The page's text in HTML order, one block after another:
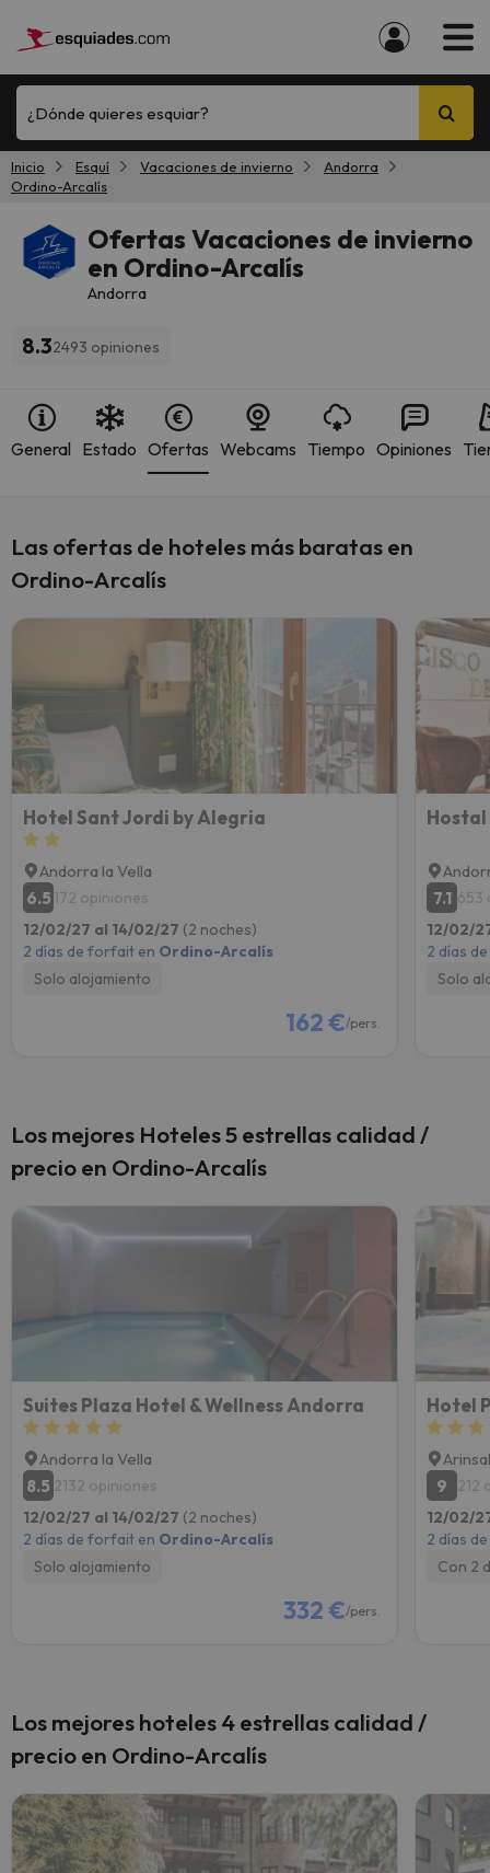
¿Dónde quieres esquiar?
Inicio Esquí Vacaciones de invierno
Andorra
Ordino-Arcalís
Ofertas Vacaciones de invierno
en Ordino-Arcalís
Andorra
8.32493 opiniones
General Estado Ofertas Webcams Tiempo Opiniones
Las ofertas de hoteles más baratas en
Ordino-Arcalís
Hotel Sant Jordi by Alegria
Andorra la Vella
6.5 172 opiniones
12/02/27 al 14/02/27 (2 noches)
2 días de forfait en Ordino-Arcalís
Solo alojamiento
162 €/pers.
Hostal
7.1 653
12/02/
2 días
Solo
Los mejores Hoteles 5 estrellas calidad /
precio en Ordino-Arcalís
Suites Plaza Hotel & Wellness Andorra
Andorra la Vella
8.5 2132 opiniones
12/02/27 al 14/02/27 (2 noches)
2 días de forfait en Ordino-Arcalís
Solo alojamiento
332 €/pers.
9
212
12/02/
2 días
Con 2
Los mejores hoteles 4 estrellas calidad /
precio en Ordino-Arcalís